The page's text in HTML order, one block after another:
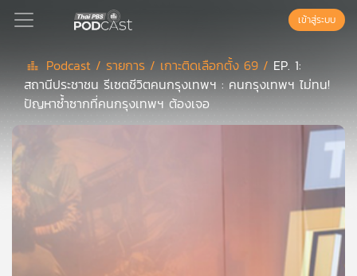
Podcast
เพล
ลิ
สต์
แนะนำ
เข้าสู่ระบบ
Podcast / รายการ / เกาะติดเลือกตั้ง 69 / EP. 1:
สถานีประชาชน รีเซตชีวิตคนกรุงเทพฯ : คนกรุงเทพฯ ไม่ทน!
ปัญหาซ้ำซากที่คนกรุงเทพฯ ต้องเจอ